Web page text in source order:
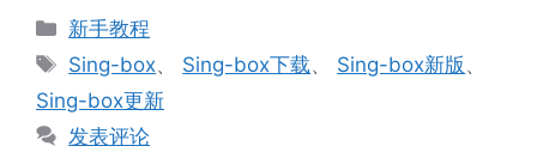
分
类
新手教程
标
Sing-box、 Sing-box下载、 Sing-box新版 、
Sing-box更新
发表评论